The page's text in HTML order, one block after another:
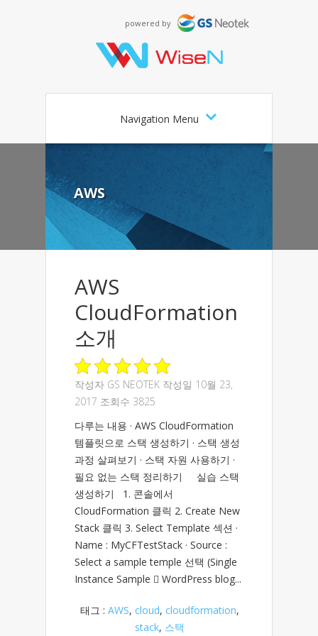
powered by
Navigation Menu
AWS
AWS
CloudFormation
소개
작성자 GS NEOTEK 작성일 10월 23,
2017 조회수 3825
다루는 내용 · AWS CloudFormation
템플릿으로 스택 생성하기 · 스택 생성
과정 살펴보기 · 스택 자원 사용하기 ·
필요 없는 스택 정리하기 실습 스택
생성하기 1. 콘솔에서
CloudFormation 클릭 2. Create New
Stack 클릭 3. Select Template 섹션 ·
Name : MyCFTestStack · Source :
Select a sample temple 선택 (Single
Instance Sample  WordPress blog...
태그 : AWS, cloud, cloudformation,
stack, 스택